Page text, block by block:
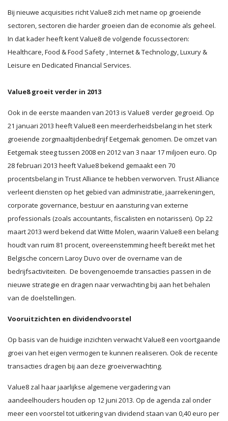
Bij nieuwe acquisities richt Value8 zich met name op groeiende
sectoren, sectoren die harder groeien dan de economie als geheel.
In dat kader heeft kent Value8 de volgende focussectoren:
Healthcare, Food & Food Safety , Internet & Technology, Luxury &
Leisure en Dedicated Financial Services.
Value8 groeit verder in 2013
Ook in de eerste maanden van 2013 is Value8 verder gegroeid. Op
21 januari 2013 heeft Value8 een meerderheidsbelang in het sterk
groeiende zorgmaaltijdenbedrijf Eetgemak genomen. De omzet van
Eetgemak steeg tussen 2008 en 2012 van 3 naar 17 miljoen euro. Op
28 februari 2013 heeft Value8 bekend gemaakt een 70
procentsbelang in Trust Alliance te hebben verworven. Trust Alliance
verleent diensten op het gebied van administratie, jaarrekeningen,
corporate governance, bestuur en aansturing van externe
professionals (zoals accountants, fiscalisten en notarissen). Op 22
maart 2013 werd bekend dat Witte Molen, waarin Value8 een belang
houdt van ruim 81 procent, overeenstemming heeft bereikt met het
Belgische concern Laroy Duvo over de overname van de
bedrijfsactiviteiten. De bovengenoemde transacties passen in de
nieuwe strategie en dragen naar verwachting bij aan het behalen
van de doelstellingen.
Vooruitzichten en dividendvoorstel
Op basis van de huidige inzichten verwacht Value8 een voortgaande
groei van het eigen vermogen te kunnen realiseren. Ook de recente
transacties dragen bij aan deze groeiverwachting.
Value8 zal haar jaarlijkse algemene vergadering van
aandeelhouders houden op 12 juni 2013. Op de agenda zal onder
meer een voorstel tot uitkering van dividend staan van 0,40 euro per